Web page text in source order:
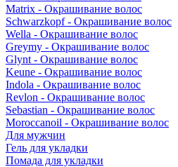
Matrix - Окрашивание волос
Schwarzkopf - Окрашивание волос
Wella - Окрашивание волос
Greymy - Окрашивание волос
Glynt - Окрашивание волос
Keune - Окрашивание волос
Indola - Окрашивание волос
Revlon - Окрашивание волос
Sebastian - Окрашивание волос
Moroccanoil - Окрашивание волос
Для мужчин
Гель для укладки
Помада для укладки